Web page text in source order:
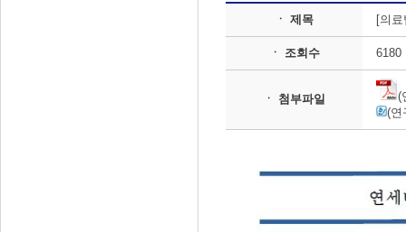
ㆍ 제목 [의
ㆍ 조회수 6180
ㆍ 첨부파일
(
(연